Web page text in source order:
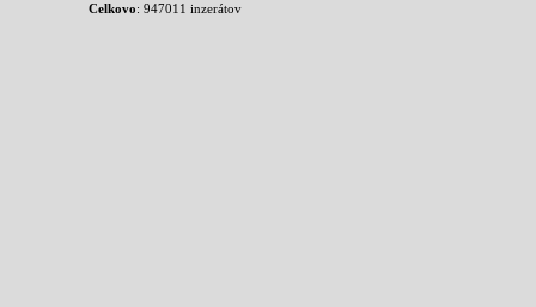
Celkovo: 947011 inzerátov